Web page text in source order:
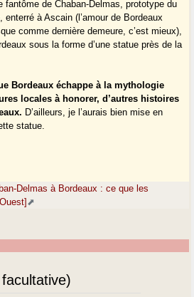
fantôme de Chaban-Delmas, prototype du
à Ascain (l’amour de Bordeaux
comme dernière demeure, c’est mieux),
sous la forme d’une statue près de la
Bordeaux échappe à la mythologie
locales à honorer, d’autres histoires
D’ailleurs, je l’aurais bien mise en
statue.
Delmas à Bordeaux : ce que les